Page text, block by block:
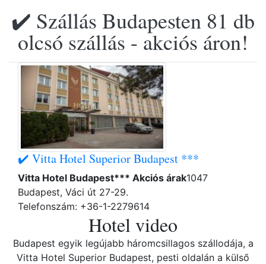
✔️ Szállás Budapesten 81 db
olcsó szállás - akciós áron!
✔️ Vitta Hotel Superior Budapest ***
Vitta Hotel Budapest*** Akciós árak1047
Budapest, Váci út 27-29.
Telefonszám: +36-1-2279614
Hotel video
Budapest egyik legújabb háromcsillagos szállodája, a
Vitta Hotel Superior Budapest, pesti oldalán a külső